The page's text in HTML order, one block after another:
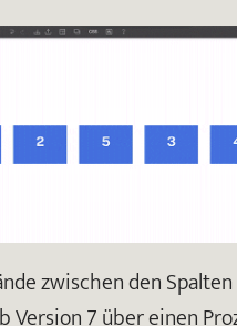
zwischen den Spalten
Version 7 über einen